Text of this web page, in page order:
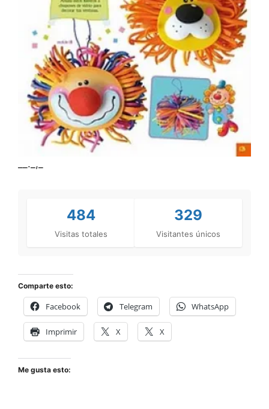
__._,_
484
Visitas totales
329
Visitantes únicos
Comparte esto:
Facebook Telegram WhatsApp
Imprimir X X
Me gusta esto: